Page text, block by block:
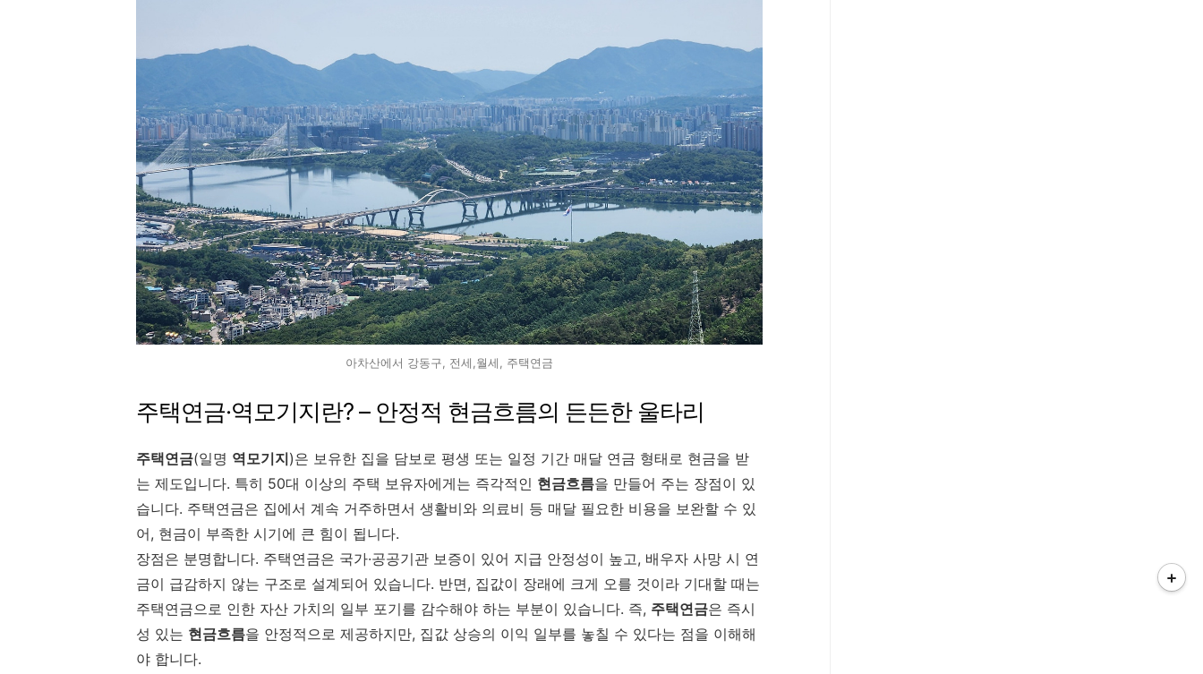
아차산에서 강동구, 전세,월세, 주택연금
주택연금·역모기지란? – 안정적 현금흐름의 든든한 울타리
주택연금(일명 역모기지)은 보유한 집을 담보로 평생 또는 일정 기간 매달 연금 형태로 현금을 받
는 제도입니다. 특히 50대 이상의 주택 보유자에게는 즉각적인 현금흐름을 만들어 주는 장점이 있
습니다. 주택연금은 집에서 계속 거주하면서 생활비와 의료비 등 매달 필요한 비용을 보완할 수 있
어, 현금이 부족한 시기에 큰 힘이 됩니다.
장점은 분명합니다. 주택연금은 국가·공공기관 보증이 있어 지급 안정성이 높고, 배우자 사망 시 연
금이 급감하지 않는 구조로 설계되어 있습니다. 반면, 집값이 장래에 크게 오를 것이라 기대할 때는
주택연금으로 인한 자산 가치의 일부 포기를 감수해야 하는 부분이 있습니다. 즉, 주택연금은 즉시
성 있는 현금흐름을 안정적으로 제공하지만, 집값 상승의 이익 일부를 놓칠 수 있다는 점을 이해해
야 합니다.